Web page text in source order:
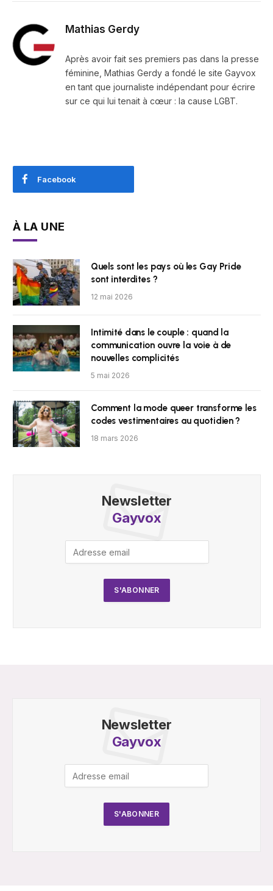
Mathias Gerdy
Après avoir fait ses premiers pas dans la presse
féminine, Mathias Gerdy a fondé le site Gayvox
en tant que journaliste indépendant pour écrire
sur ce qui lui tenait à cœur : la cause LGBT.
Facebook
À LA UNE
Quels sont les pays où les Gay Pride
sont interdites ?
12 mai 2026
Intimité dans le couple : quand la
communication ouvre la voie à de
nouvelles complicités
5 mai 2026
Comment la mode queer transforme les
codes vestimentaires au quotidien ?
18 mars 2026
Newsletter
Gayvox
Newsletter
Gayvox